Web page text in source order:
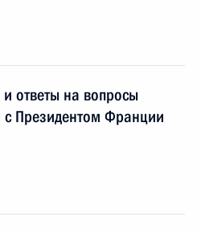
ответы на вопросы
с Президентом Франции